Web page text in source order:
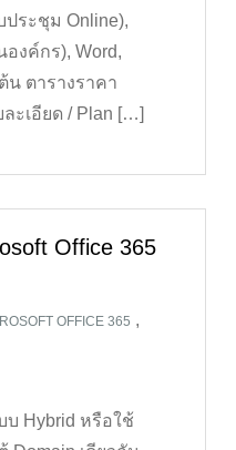
ประชุม Online),
องค์กร), Word,
น ตารางราคา
ละเอียด / Plan […]
Office 365
OFFICE 365 ,
บ Hybrid หรือใช้